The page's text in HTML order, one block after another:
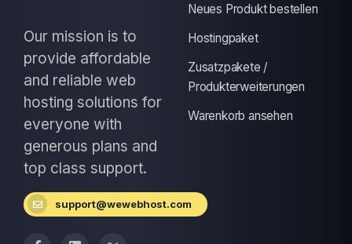
Our mission is to
provide affordable
and reliable web
hosting solutions for
everyone with
generous plans and
top class support.
support@wewebhost.com
Neues Produkt bestellen
Hostingpaket
Zusatzpakete /
Produkterweiterungen
Warenkorb ansehen